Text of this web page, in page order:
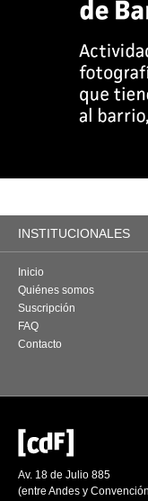
INSTITUCIONALES
Inicio
Quiénes somos
Suscripción
FAQ
Contacto
Av. 18 de Julio 885
(entre Andes y